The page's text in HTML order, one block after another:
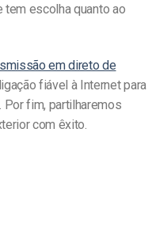
tem escolha quanto ao
em direto de
fiável à Internet para
fim, partilharemos
com êxito.